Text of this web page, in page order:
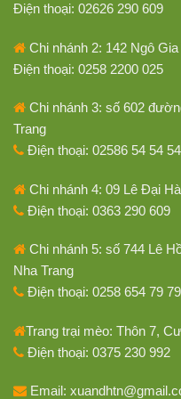
Điện thoại: 02626 290 609
Chi nhánh 2: 142 Ngô
Điện thoại: 0258 2200 025
Chi nhánh 3: số 602
Trang
Điện thoại: 02586 54 54 54
Chi nhánh 4: 09 Lê Đại
Điện thoại: 0363 290 609
Chi nhánh 5: số 744 Lê
Nha Trang
Điện thoại: 0258 654 79 79
Trang trại mèo: Thôn 7,
Điện thoại: 0375 230 992
Email: